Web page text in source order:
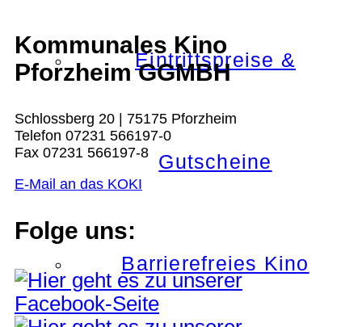
Eintrittspreise &
Gutscheine
Barrierefreies Kino
Kommunales Kino
Pforzheim GGMBH
Schlossberg 20 | 75175 Pforzheim
Telefon 07231 566197-0
Fax 07231 566197-8
E-Mail an das KOKI
Folge uns: